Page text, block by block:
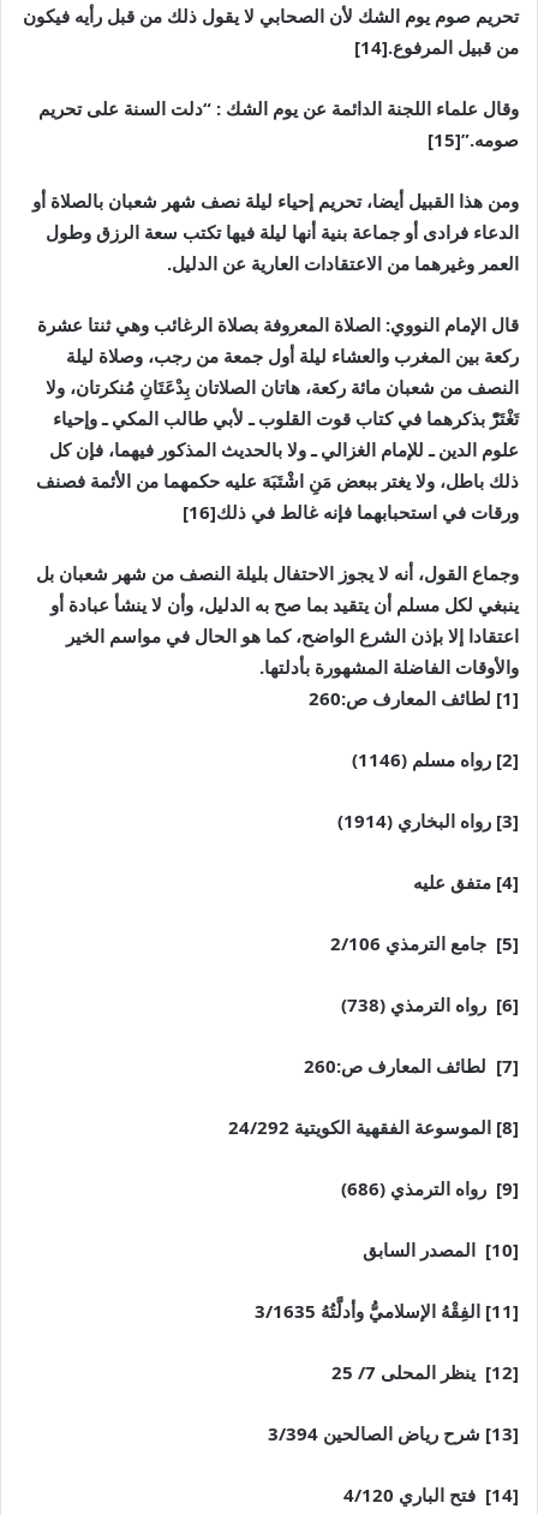
تحريم صوم يوم الشك لأن الصحابي لا يقول ذلك من قبل رأيه فيكون
من قبيل المرفوع.[14]
وقال علماء اللجنة الدائمة عن يوم الشك : “دلت السنة على تحريم
صومه.”[
15]
ومن هذا القبيل أيضا، تحريم إحياء ليلة نصف شهر شعبان بالصلاة أو
الدعاء فرادى أو جماعة بنية أنها ليلة فيها تكتب سعة الرزق وطول
العمر وغيرهما من الاعتقادات العارية عن الدليل.
قال الإمام النووي: الصلاة المعروفة بصلاة الرغائب وهي ثنتا عشرة
ركعة بين المغرب والعشاء ليلة أول جمعة من رجب، وصلاة ليلة
النصف من شعبان مائة ركعة، هاتان الصلاتان بِدْعَتَانِ مُنكرتان، ولا
تَغْتَرّْ بذكرهما في كتاب قوت القلوب ـ لأبي طالب المكي ـ وإحياء
علوم الدين ـ للإمام الغزالي ـ ولا بالحديث المذكور فيهما، فإن كل
ذلك باطل، ولا يغتر ببعض مَنِ اشْتَبَهَ عليه حكمهما من الأئمة فصنف
ورقات في استحبابهما فإنه غالط في ذلك[16]
وجماع القول، أنه لا يجوز الاحتفال بليلة النصف من شهر شعبان بل
ينبغي لكل مسلم أن يتقيد بما صح به الدليل، وأن لا ينشأ عبادة أو
اعتقادا إلا بإذن الشرع الواضح، كما هو الحال في مواسم الخير
والأوقات الفاضلة المشهورة بأدلتها.
[1] لطائف المعارف ص:260
[2] رواه مسلم (1146)
[3] رواه البخاري (1914)
[4] متفق عليه
[5] جامع الترمذي 2/106
[6] رواه الترمذي (738)
[7] لطائف المعارف ص:260
[8] الموسوعة الفقهية الكويتية 24/292
[9] رواه الترمذي (686)
[10] المصدر السابق
[11] الفِقْهُ الإسلاميُّ وأدلَّتُهُ 3/1635
[12] ينظر المحلى 7/ 25
[13] شرح رياض الصالحين 3/394
[14] فتح الباري 4/120